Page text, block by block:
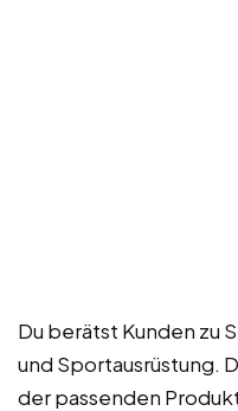
Du berätst Kunden zu
und Sportausrüstung.
der passenden